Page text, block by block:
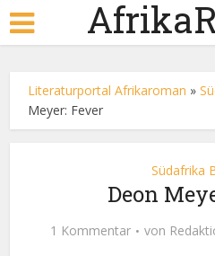
Literaturportal Afrikaroman »
Meyer: Fever
Südafrika
Deon
1 Kommentar von